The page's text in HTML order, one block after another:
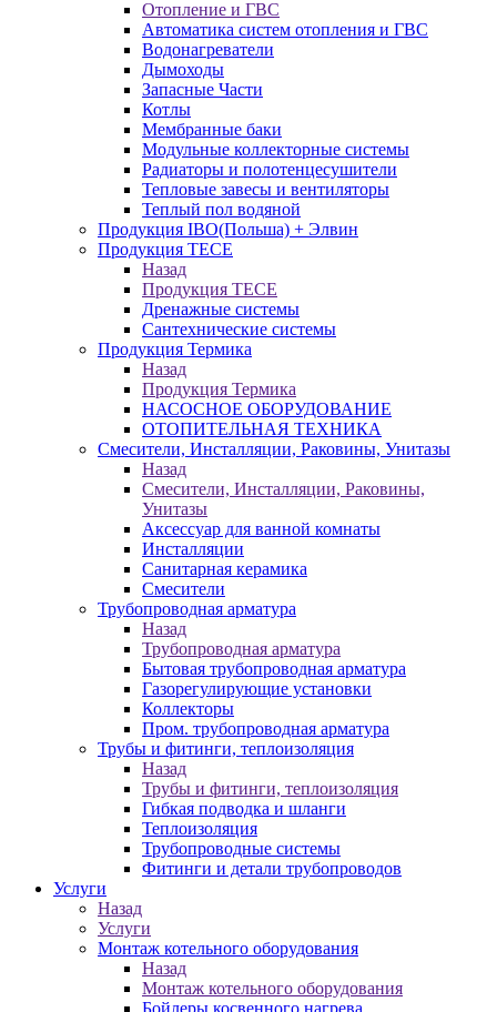
Отопление и ГВС
Автоматика систем отопления и ГВС
Водонагреватели
Дымоходы
Запасные Части
Котлы
Мембранные баки
Модульные коллекторные системы
Радиаторы и полотенцесушители
Тепловые завесы и вентиляторы
Теплый пол водяной
Продукция IBO(Польша) + Элвин
Продукция TECE
Назад
Продукция TECE
Дренажные системы
Сантехнические системы
Продукция Термика
Назад
Продукция Термика
НАСОСНОЕ ОБОРУДОВАНИЕ
ОТОПИТЕЛЬНАЯ ТЕХНИКА
Смесители, Инсталляции, Раковины, Унитазы
Назад
Смесители, Инсталляции, Раковины,
Унитазы
Аксессуар для ванной комнаты
Инсталляции
Санитарная керамика
Смесители
Трубопроводная арматура
Назад
Трубопроводная арматура
Бытовая трубопроводная арматура
Газорегулирующие установки
Коллекторы
Пром. трубопроводная арматура
Трубы и фитинги, теплоизоляция
Назад
Трубы и фитинги, теплоизоляция
Гибкая подводка и шланги
Теплоизоляция
Трубопроводные системы
Фитинги и детали трубопроводов
Услуги
Назад
Услуги
Монтаж котельного оборудования
Назад
Монтаж котельного оборудования
Бойлеры косвенного нагрева